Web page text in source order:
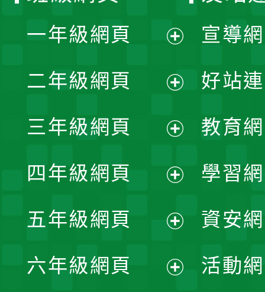
一年級網頁
開
選
單
二年級網頁
開
選
單
三年級網頁
開
選
單
四年級網頁
開
選
五年級網頁
開
六年級網頁
宣導
好站
教育
學習
資安
活動